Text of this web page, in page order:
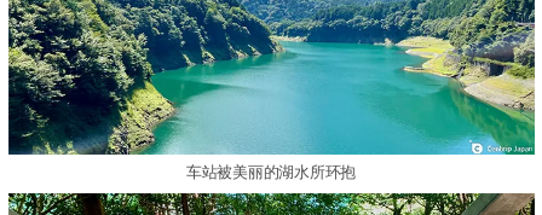
车站被美丽的湖水所环抱